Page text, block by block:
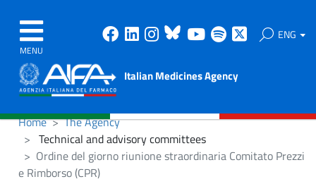
MENU
Facebook
Linkedin
Instagram
Bluesky
Youtube
Spotify ENG
Italian Medicines Agency
Home
The Agency
Technical and advisory committees
Ordine del giorno riunione straordinaria Comitato Prezzi
e Rimborso (CPR)